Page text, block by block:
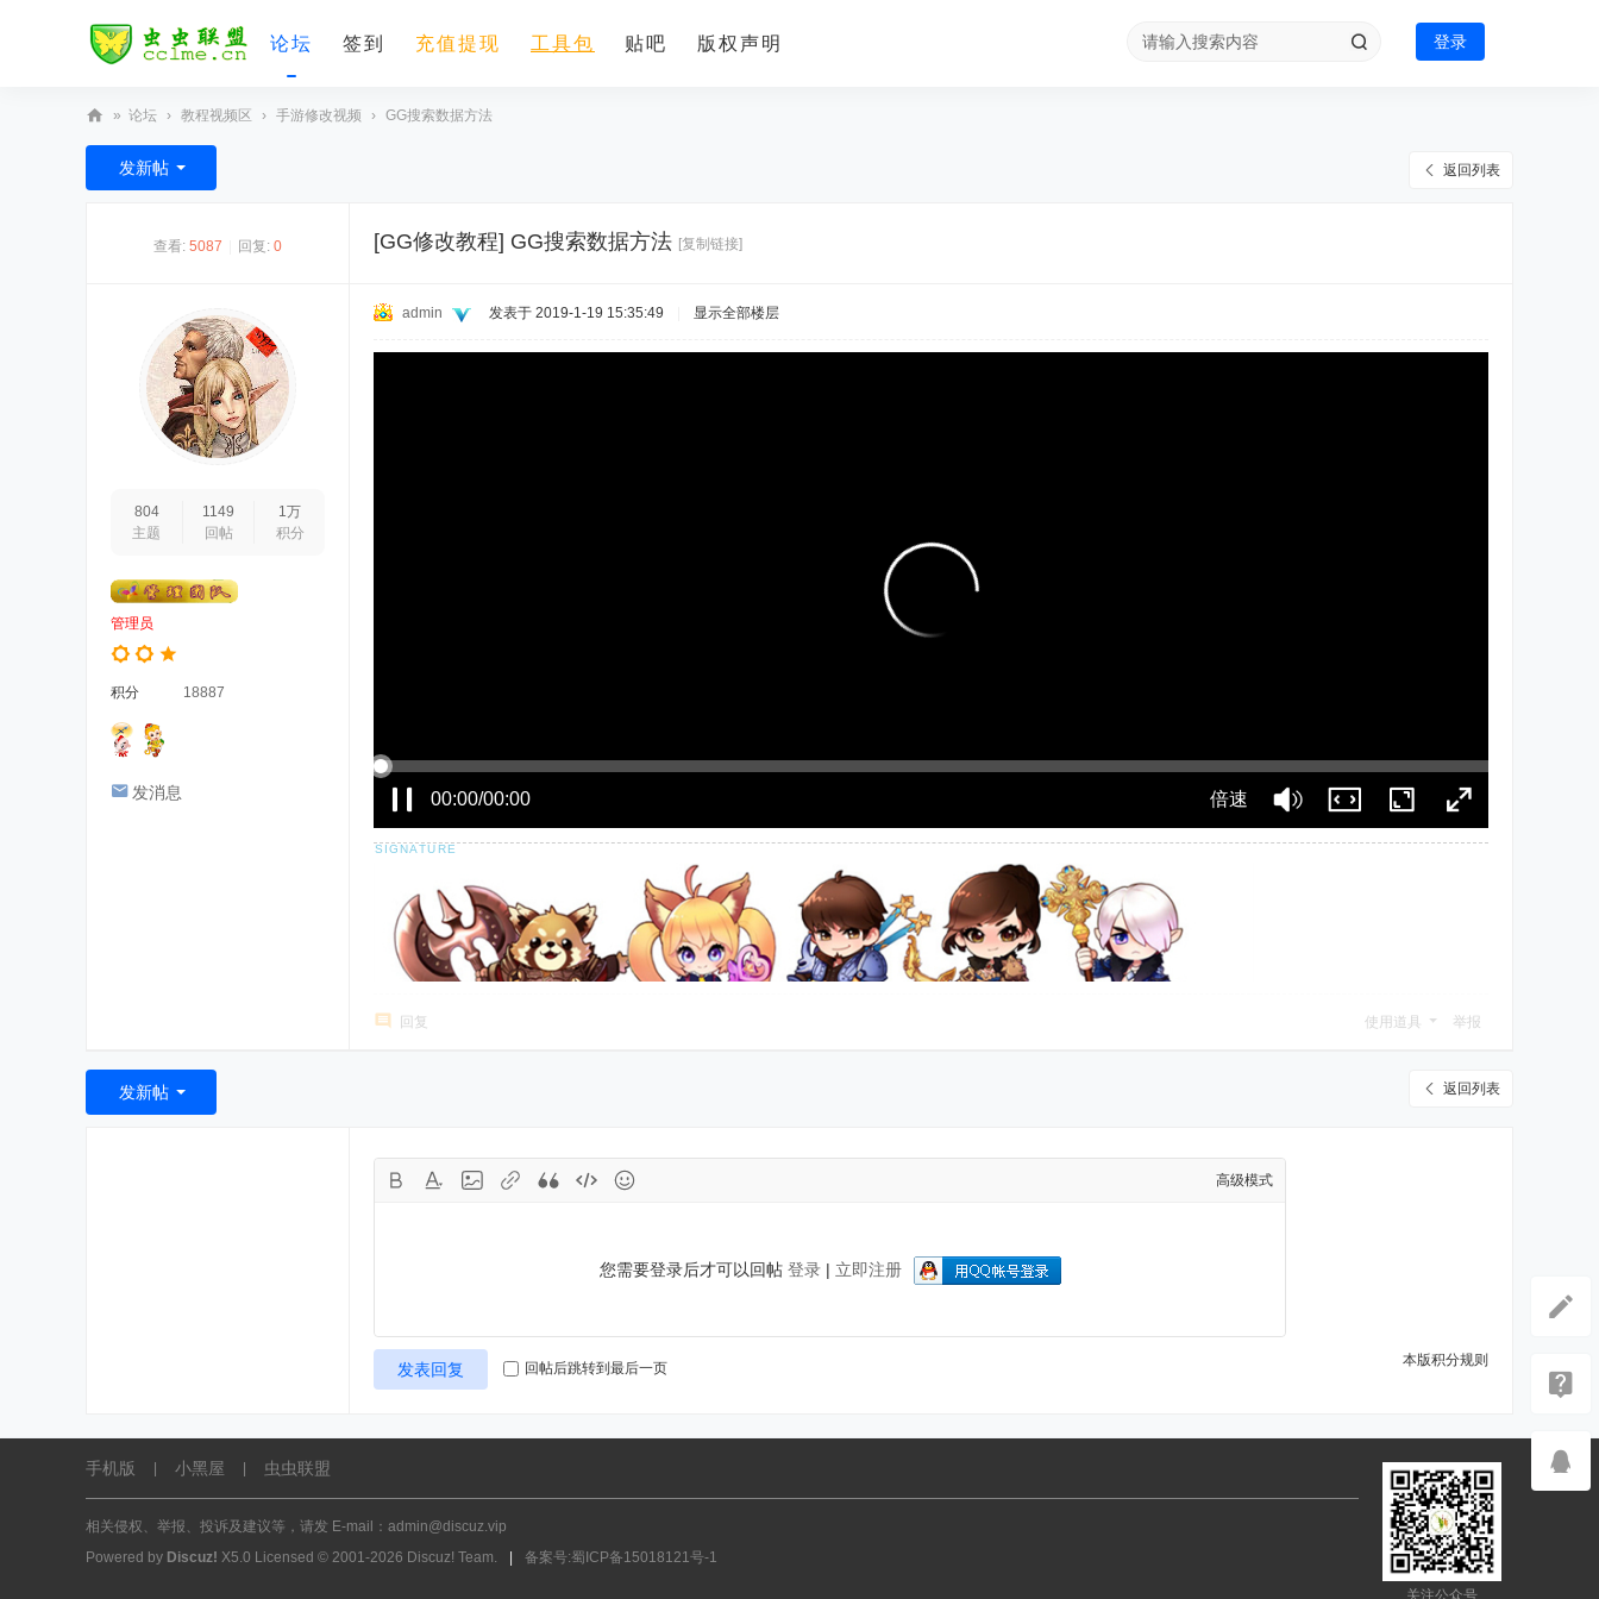
论坛 签到 充值提现 工具包 贴吧 版权声明 登录
虫
虫
» 论坛 › 教程视频区 › 手游修改视频 › GG搜索数据方法
返回列表
发新帖
查看: 5087 回复: 0 [GG修改教程] GG搜索数据方法 [复制链接]
804
主题
1149
回帖
1万
积分
管理员
积分 18887
发消息
admin 发表于 2019-1-19 15:35:49 显示全部楼层
00:00/00:00 倍速
回复 使用道具 举报
返回列表
发新帖
高级模式
您需要登录后才可以回帖 登录| 立即注册
本版积分规则
发表回复 回帖后跳转到最后一页
关注公众号
手机版 小黑屋 虫虫联盟
相关侵权、举报、投诉及建议等，请发 E-mail：admin@discuz.vip
Powered by Discuz! X5.0 Licensed © 2001-2026 Discuz! Team. 备案号:蜀ICP备15018121号-1